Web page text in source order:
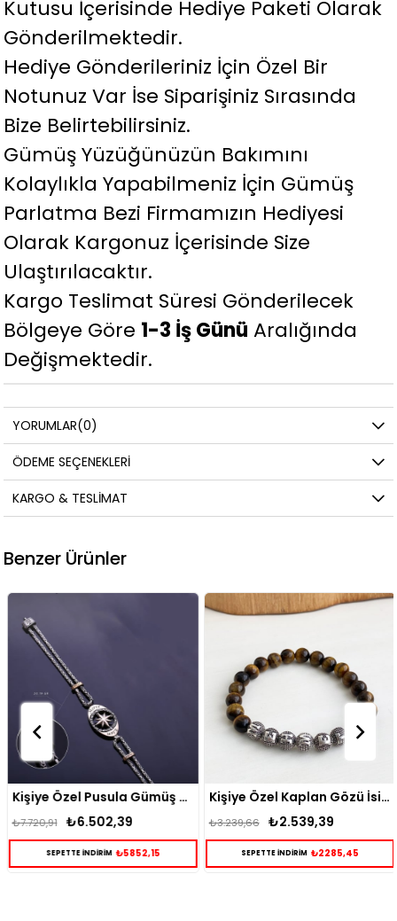
Kutusu İçerisinde Hediye Paketi Olarak
Gönderilmektedir.
Hediye Gönderileriniz İçin Özel Bir
Notunuz Var İse Siparişiniz Sırasında
Bize Belirtebilirsiniz.
Gümüş Yüzüğünüzün Bakımını
Kolaylıkla Yapabilmeniz İçin Gümüş
Parlatma Bezi Firmamızın Hediyesi
Olarak Kargonuz İçerisinde Size
Ulaştırılacaktır.
Kargo Teslimat Süresi Gönderilecek
Bölgeye Göre 1-3 İş Günü Aralığında
Değişmektedir.
YORUMLAR(0)
ÖDEME SEÇENEKLERI
KARGO & TESLIMAT
Benzer Ürünler
Kişiye Özel Pusula Gümüş Bileklik
₺6.502,39
₺7.720,91
SEPETTE İNDİRİM ₺5852,15
Kişiye Özel Kaplan Gözü İsimli Bileklik
₺2.539,39
₺3.239,66
SEPETTE İNDİRİM ₺2285,45